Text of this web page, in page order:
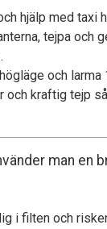
hjälp med taxi
tejpa och
och larma
och kraftig tejp
man en
i filten och